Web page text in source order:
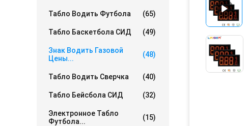
Табло Водить Футбола (65)
Табло Баскетбола СИД (49)
Знак Водить Газовой
Цены...
(48)
Табло Водить Сверчка (40)
Табло Бейсбола СИД (32)
Электронное Табло
Футбола...
(15)